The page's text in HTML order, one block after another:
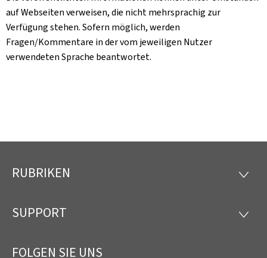
auf Webseiten verweisen, die nicht mehrsprachig zur
Verfügung stehen. Sofern möglich, werden
Fragen/Kommentare in der vom jeweiligen Nutzer
verwendeten Sprache beantwortet.
Footer
RUBRIKEN
SUPPORT
FOLGEN SIE UNS